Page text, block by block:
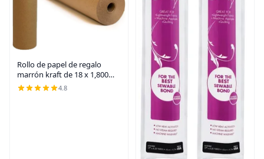
Rollo de papel de regalo
marrón kraft de 18 x 1,800
pulgadas (150 pies), papel de
construcción y embalaje
4.8